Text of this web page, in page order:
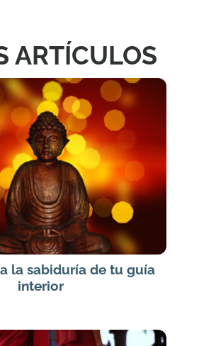
ARTÍCULOS
la sabiduría de tu guía
interior